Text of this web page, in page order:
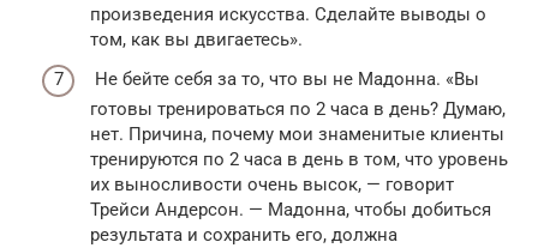
произведения искусства. Сделайте выводы о
том, как вы двигаетесь».
Не бейте себя за то, что вы не Мадонна. «Вы
готовы тренироваться по 2 часа в день? Думаю,
нет. Причина, почему мои знаменитые клиенты
тренируются по 2 часа в день в том, что уровень
их выносливости очень высок, — говорит
Трейси Андерсон. — Мадонна, чтобы добиться
результата и сохранить его, должна